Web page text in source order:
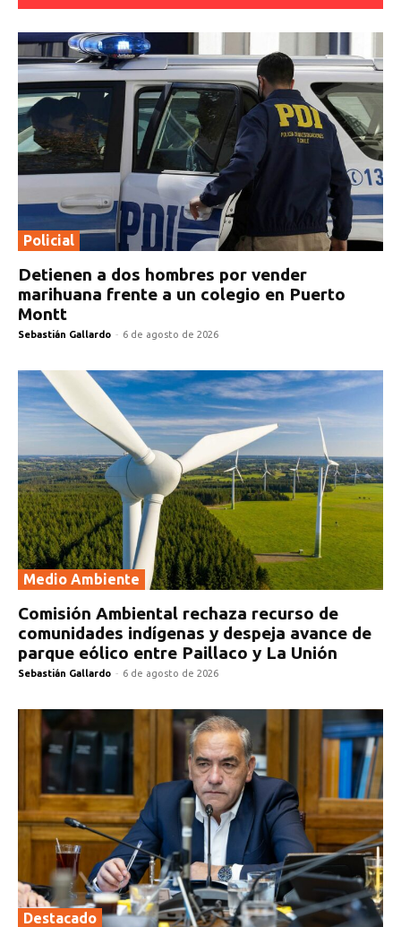
Policial
Detienen a dos hombres por vender
marihuana frente a un colegio en Puerto
Montt
Sebastián Gallardo - 6 de agosto de 2026
Medio Ambiente
Comisión Ambiental rechaza recurso de
comunidades indígenas y despeja avance de
parque eólico entre Paillaco y La Unión
Sebastián Gallardo - 6 de agosto de 2026
Destacado